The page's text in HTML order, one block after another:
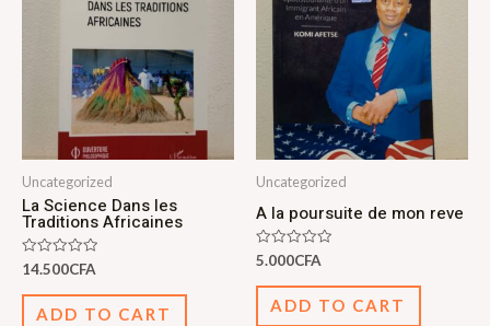
Uncategorized
La Science Dans les
Traditions Africaines
Rated
0
out
14.500CFA
ADD TO CART
Uncategorized
A la poursuite de mon reve
Rated
0
out
5.000CFA
ADD TO CART